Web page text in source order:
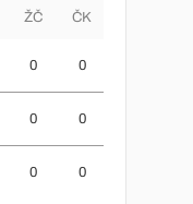
ŽČ ČK
0 0
0 0
0 0